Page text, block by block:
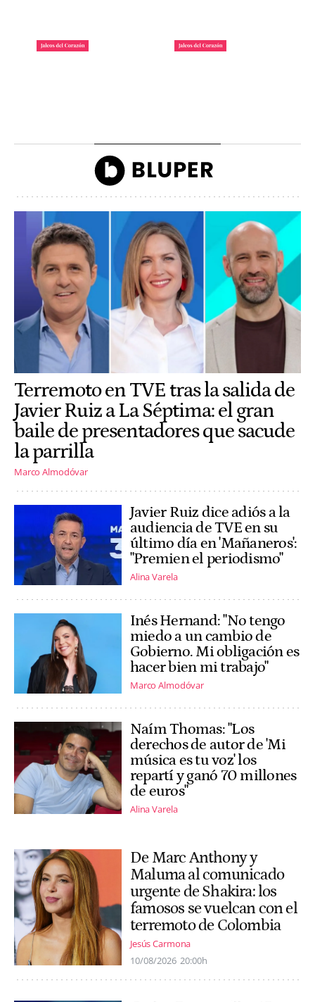
Terremoto en TVE tras la salida de
Javier Ruiz a La Séptima: el gran
baile de presentadores que sacude
la parrilla
Marco Almodóvar
Javier Ruiz dice adiós a la
audiencia de TVE en su
último día en 'Mañaneros':
"Premien el periodismo"
Alina Varela
Inés Hernand: "No tengo
miedo a un cambio de
Gobierno. Mi obligación es
hacer bien mi trabajo"
Marco Almodóvar
Naím Thomas: "Los
derechos de autor de 'Mi
música es tu voz' los
repartí y ganó 70 millones
de euros"
Alina Varela
De Marc Anthony y
Maluma al comunicado
urgente de Shakira: los
famosos se vuelcan con el
terremoto de Colombia
Jesús Carmona
10/08/2026 20:00h